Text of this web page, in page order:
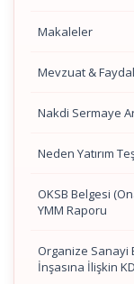
Makaleler
Mevzuat &
Nakdi Sermaye
Neden Yatırım
OKSB Belgesi
YMM Raporu
Organize Sanayi
İnşasına İlişkin